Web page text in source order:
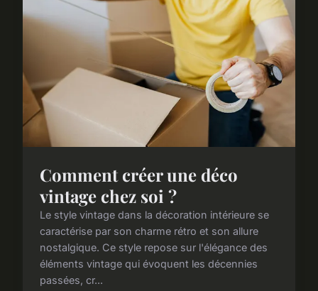
Comment créer une déco
vintage chez soi ?
Le style vintage dans la décoration intérieure se
caractérise par son charme rétro et son allure
nostalgique. Ce style repose sur l'élégance des
éléments vintage qui évoquent les décennies
passées, cr...